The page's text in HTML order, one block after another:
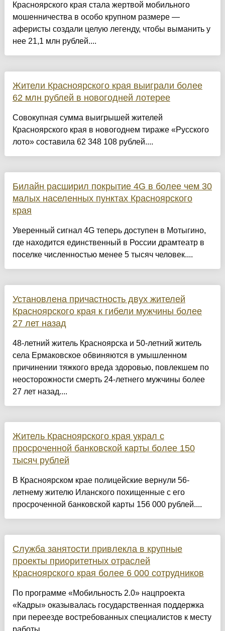
Красноярского края стала жертвой мобильного
мошенничества в особо крупном размере —
аферисты создали целую легенду, чтобы выманить у
нее 21,1 млн рублей....
Жители Красноярского края выиграли более
62 млн рублей в новогодней лотерее
Совокупная сумма выигрышей жителей
Красноярского края в новогоднем тираже «Русского
лото» составила 62 348 108 рублей....
Билайн расширил покрытие 4G в более чем 30
малых населенных пунктах Красноярского
края
Уверенный сигнал 4G теперь доступен в Мотыгино,
где находится единственный в России драмтеатр в
поселке численностью менее 5 тысяч человек....
Установлена причастность двух жителей
Красноярского края к гибели мужчины более
27 лет назад
48-летний житель Красноярска и 50-летний житель
села Ермаковское обвиняются в умышленном
причинении тяжкого вреда здоровью, повлекшем по
неосторожности смерть 24-летнего мужчины более
27 лет назад....
Житель Красноярского края украл с
просроченной банковской карты более 150
тысяч рублей
В Красноярском крае полицейские вернули 56-
летнему жителю Иланского похищенные с его
просроченной банковской карты 156 000 рублей....
Служба занятости привлекла в крупные
проекты приоритетных отраслей
Красноярского края более 6 000 сотрудников
По программе «Мобильность 2.0» нацпроекта
«Кадры» оказывалась государственная поддержка
при переезде востребованных специалистов к месту